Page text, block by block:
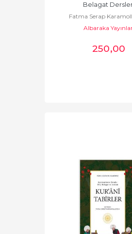
Belagat
Fatma Serap
Albaraka
250,00